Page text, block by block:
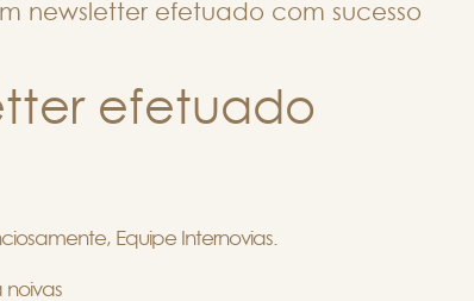
newsletter efetuado com sucesso
efetuado
Equipe Internovias.
noivas